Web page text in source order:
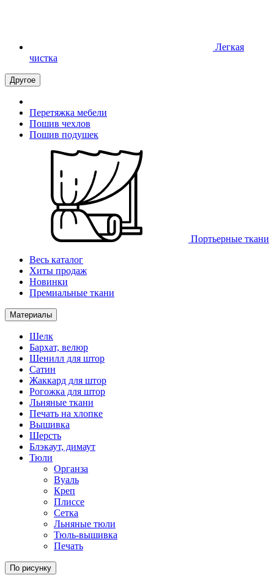
Легкая
чистка
Другое
Перетяжка мебели
Пошив чехлов
Пошив подушек
Портьерные ткани
Весь каталог
Хиты продаж
Новинки
Премиальные ткани
Материалы
Шелк
Бархат, велюр
Шенилл для штор
Сатин
Жаккард для штор
Рогожка для штор
Льняные ткани
Печать на хлопке
Вышивка
Шерсть
Блэкаут, димаут
Тюли
Органза
Вуаль
Креп
Плиссе
Сетка
Льняные тюли
Тюль-вышивка
Печать
По рисунку